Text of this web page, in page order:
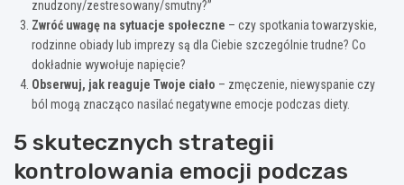
znudzony/zestresowany/smutny?”
Zwróć uwagę na sytuacje społeczne – czy spotkania towarzyskie,
rodzinne obiady lub imprezy są dla Ciebie szczególnie trudne? Co
dokładnie wywołuje napięcie?
Obserwuj, jak reaguje Twoje ciało – zmęczenie, niewyspanie czy
ból mogą znacząco nasilać negatywne emocje podczas diety.
5 skutecznych strategii
kontrolowania emocji podczas